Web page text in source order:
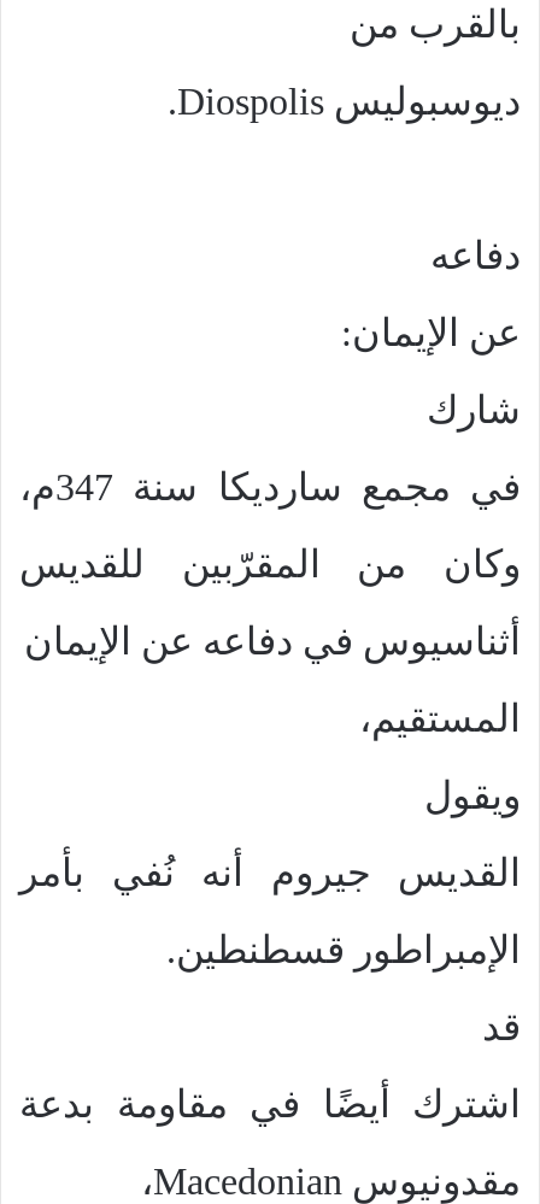
بالقرب من
ديوسبوليس Diospolis
.
دفاعه
عن الإيمان:
شارك
في مجمع سارديكا سنة 347م،
وكان من المقرّبين للقديس
أثناسيوس في دفاعه عن الإيمان
المستقيم،
ويقول
القديس جيروم أنه نُفي بأمر
الإمبراطور قسطنطين.
قد
اشترك أيضًا في مقاومة بدعة
مقدونيوس Macedonian،